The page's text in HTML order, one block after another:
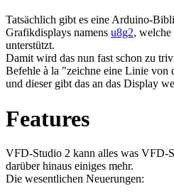
Tatsächlich gibt es eine Arduino-
Grafikdisplays namens u8g2, welche
unterstützt.
Damit wird das nun fast schon zu
Befehle à la "zeichne eine Linie von
und dieser gibt das an das Display
Features
VFD-Studio 2 kann alles was VFD-
darüber hinaus einiges mehr.
Die wesentlichen Neuerungen: